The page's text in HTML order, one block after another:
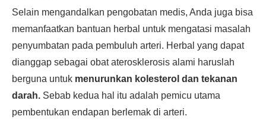
Selain mengandalkan pengobatan medis, Anda juga bisa
memanfaatkan bantuan herbal untuk mengatasi masalah
penyumbatan pada pembuluh arteri. Herbal yang dapat
dianggap sebagai obat aterosklerosis alami haruslah
berguna untuk menurunkan kolesterol dan tekanan
darah. Sebab kedua hal itu adalah pemicu utama
pembentukan endapan berlemak di arteri.